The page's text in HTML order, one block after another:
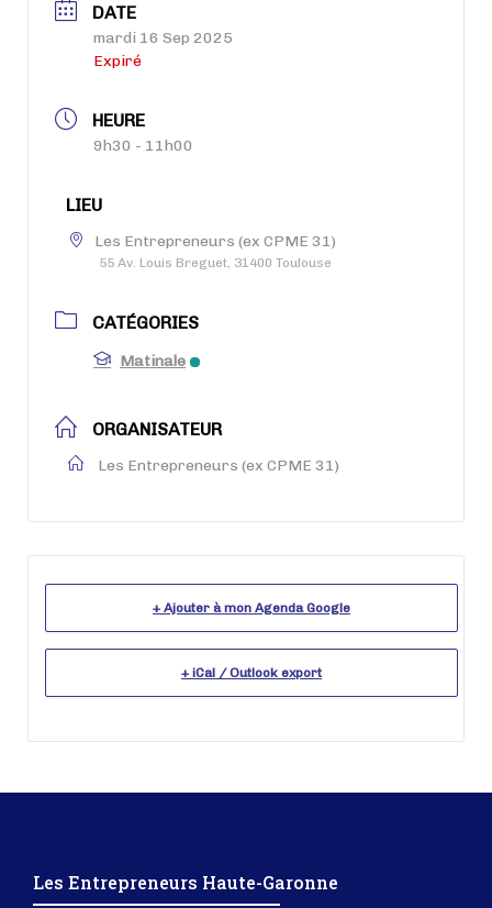
DATE
mardi 16 Sep 2025
Expiré
HEURE
9h30 - 11h00
LIEU
Les Entrepreneurs (ex CPME 31)
55 Av. Louis Breguet, 31400 Toulouse
CATÉGORIES
Matinale
ORGANISATEUR
Les Entrepreneurs (ex CPME 31)
+ Ajouter à mon Agenda Google
+ iCal / Outlook export
Les Entrepreneurs Haute-Garonne